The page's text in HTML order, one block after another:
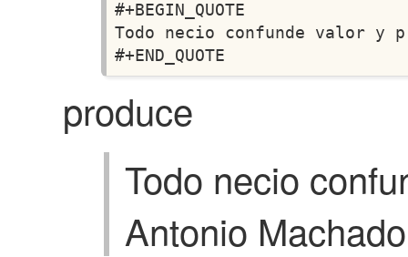
Todo necio confunde valor
produce
Todo necio
Antonio Machado